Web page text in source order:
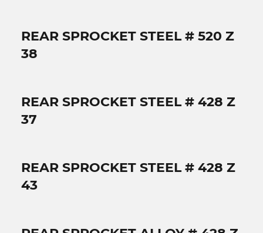
REAR SPROCKET STEEL # 520 Z
38
REAR SPROCKET STEEL # 428 Z
37
REAR SPROCKET STEEL # 428 Z
43